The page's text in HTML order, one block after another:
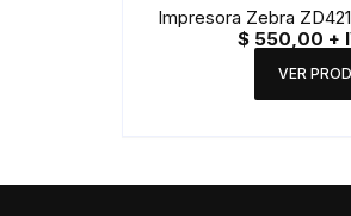
Impresora Zebra
$ 550,00 +
VER